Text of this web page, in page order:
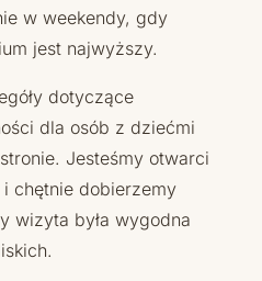
w weekendy, gdy
jest najwyższy.
dotyczące
dla osób z dziećmi
Jesteśmy otwarci
chętnie dobierzemy
wizyta była wygodna